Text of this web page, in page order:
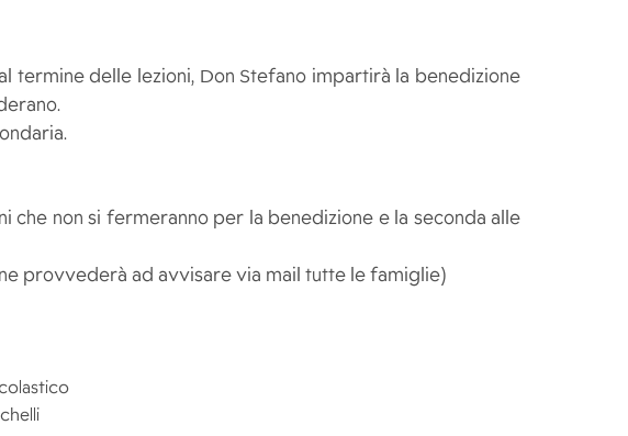
delle lezioni, Don Stefano impartirà la benedizione
che non si fermeranno per la benedizione e la seconda alle
provvederà ad avvisare via mail tutte le famiglie)